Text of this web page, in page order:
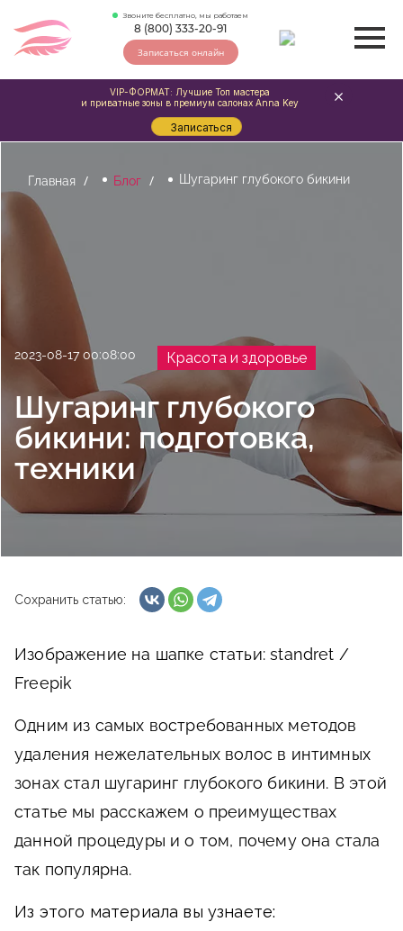
Звоните бесплатно, мы работаем
8 (800) 333-20-91
Записаться онлайн
Главная Блог Шугаринг глубокого бикини
2023-08-17 00:08:00 Красота и здоровье
Шугаринг глубокого
бикини: подготовка,
техники
Сохранить статью:
Изображение на шапке статьи: standret /
Freepik
Одним из самых востребованных методов
удаления нежелательных волос в интимных
зонах стал шугаринг глубокого бикини. В этой
статье мы расскажем о преимуществах
данной процедуры и о том, почему она стала
так популярна.
Из этого материала вы узнаете:
VIP-ФОРМАТ: Лучшие Топ мастера
и приватные зоны в премиум салонах Anna Key
Записаться